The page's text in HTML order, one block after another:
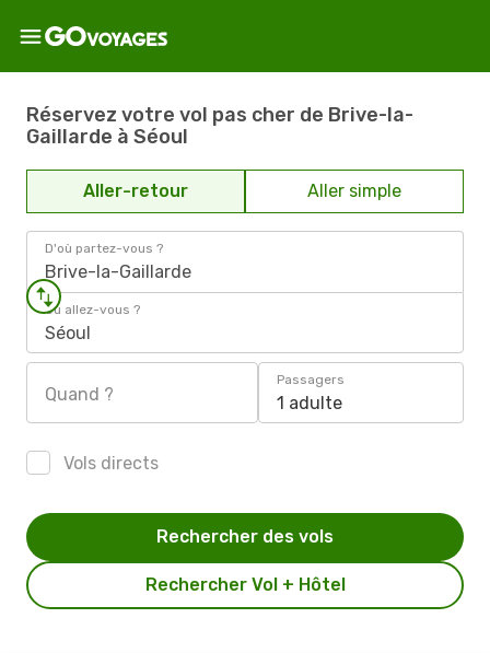
Réservez votre vol pas cher de Brive-la-
Gaillarde à Séoul
Aller-retour Aller simple
D'où partez-vous ?
Brive-la-Gaillarde
Où allez-vous ?
Séoul
Quand ?
Passagers
1 adulte
Vols directs
Rechercher Vol + Hôtel
Rechercher des vols